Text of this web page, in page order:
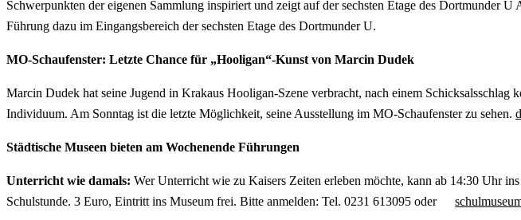
Schwerpunkten der eigenen Sammlung inspiriert und zeigt auf der sechsten Etage des Dortmunder
Führung dazu im Eingangsbereich der sechsten Etage des Dortmunder U.
MO-Schaufenster: Letzte Chance für „Hooligan“-Kunst von Marcin Dudek
Marcin Dudek hat seine Jugend in Krakaus Hooligan-Szene verbracht, nach einem
Individuum. Am Sonntag ist die letzte Möglichkeit, seine Ausstellung im MO-Schaufenster zu sehen.
Städtische Museen bieten am Wochenende Führungen
Unterricht wie damals: Wer Unterricht wie zu Kaisers Zeiten erleben möchte, kann ab 14:30 Uhr
Schulstunde. 3 Euro, Eintritt ins Museum frei. Bitte anmelden: Tel. 0231 613095 oder